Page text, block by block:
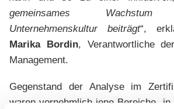
gemeinsames Wachstum
Unternehmenskultur beiträgt“,
Marika Bordin, Verantwortliche
Management.
Gegenstand der Analyse im
waren vornehmlich jene Bereiche, in